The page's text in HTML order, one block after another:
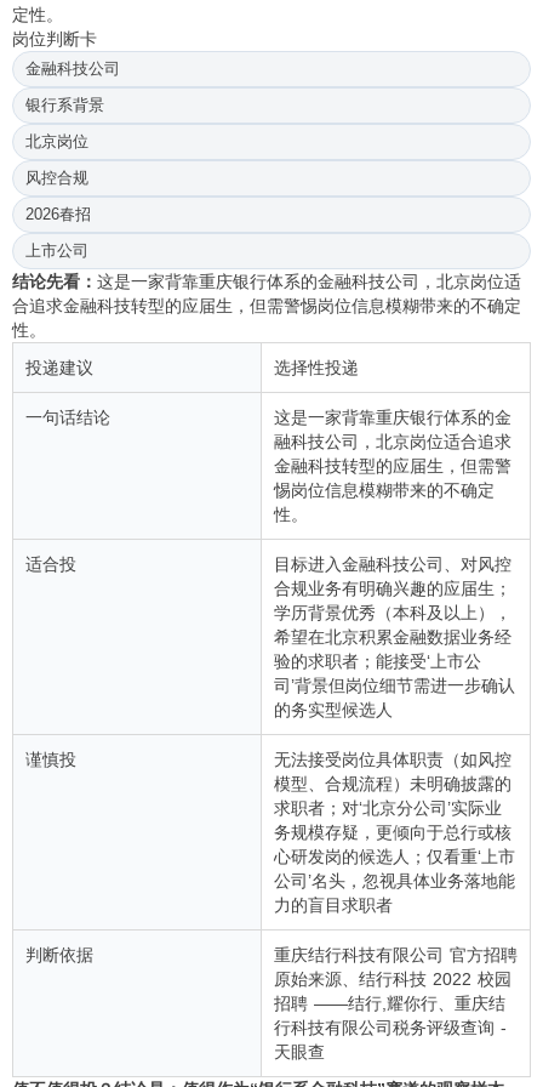
定性。
岗位判断卡
金融科技公司
银行系背景
北京岗位
风控合规
2026春招
上市公司
结论先看： 这是一家背靠重庆银行体系的金融科技公司，北京岗位适
合追求金融科技转型的应届生，但需警惕岗位信息模糊带来的不确定
性。
投递建议
选择性投递
一句话结论
这是一家背靠重庆银行体系的金
融科技公司，北京岗位适合追求
金融科技转型的应届生，但需警
惕岗位信息模糊带来的不确定
性。
适合投
目标进入金融科技公司、对风控
合规业务有明确兴趣的应届生；
学历背景优秀（本科及以上），
希望在北京积累金融数据业务经
验的求职者；能接受‘上市公
司’背景但岗位细节需进一步确认
的务实型候选人
谨慎投
无法接受岗位具体职责（如风控
模型、合规流程）未明确披露的
求职者；对‘北京分公司’实际业
务规模存疑，更倾向于总行或核
心研发岗的候选人；仅看重‘上市
公司’名头，忽视具体业务落地能
力的盲目求职者
判断依据
重庆结行科技有限公司 官方招聘
原始来源、结行科技 2022 校园
招聘 ——结行,耀你行、重庆结
行科技有限公司税务评级查询 -
天眼查